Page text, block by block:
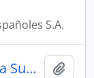
S.A.
Jurado de Empresa de Industria Subsidiaria de Aviación (ISA)